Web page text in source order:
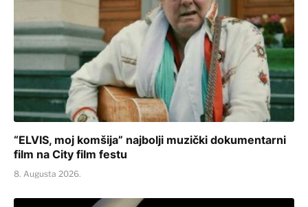
“ELVIS, moj komšija” najbolji muzički dokumentarni
film na City film festu
8. Augusta 2026.